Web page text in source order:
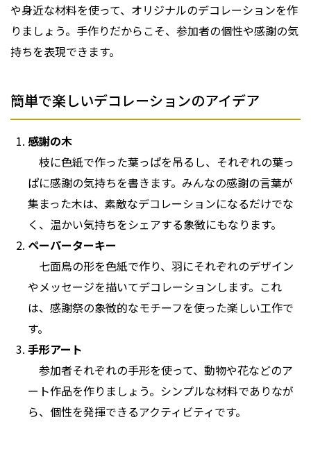
や身近な材料を使って、オリジナルのデコレーションを作
りましょう。手作りだからこそ、参加者の個性や感謝の気
持ちを表現できます。
簡単で楽しいデコレーションのアイデア
感謝の木
枝に色紙で作った葉っぱを吊るし、それぞれの葉っ
ぱに感謝の気持ちを書きます。みんなの感謝の言葉が
集まった木は、素敵なデコレーションになるだけでな
く、温かい気持ちをシェアする象徴にもなります。
ペーパーターキー
七面鳥の形を色紙で作り、羽にそれぞれのデザイン
やメッセージを描いてデコレーションします。これ
は、感謝祭の象徴的なモチーフを使った楽しい工作で
す。
手形アート
参加者それぞれの手形を使って、動物や花などのア
ート作品を作りましょう。シンプルな材料でありなが
ら、個性を発揮できるアクティビティです。